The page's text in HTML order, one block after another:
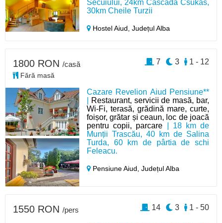
Secuiului, 24km Cascada Csukás,
30km Cheile Turzii
Hostel Aiud,Județul Alba
Cazare Revelion Aiud Pensiune**
Restaurant, servicii de masă, bar,
Wi-Fi, terasă, grădină mare, curte,
foișor, grătar și ceaun, loc de joacă
pentru copii, parcare | 18 km de
Munții Trascău, 40 km de Salina
Turda, 60 km de pârtia de schi
Feleacu.
Pensiune Aiud,Județul Alba
1800 RON /casă
Fără masă
1 - 12
3
7
1550 RON /pers 1 - 50
3
14